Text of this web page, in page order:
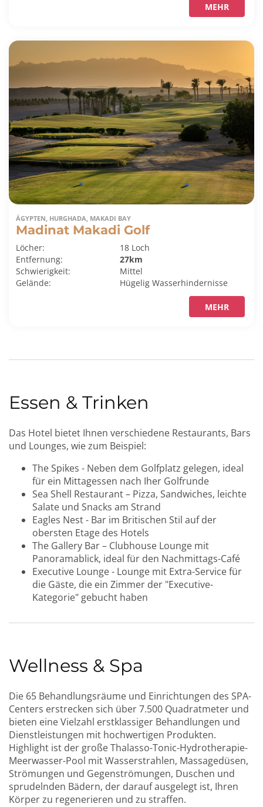
MEHR
ÄGYPTEN, HURGHADA, MAKADI BAY
Madinat Makadi Golf
Löcher:
18 Loch
Entfernung:
27km
Schwierigkeit:
Mittel
Gelände:
HügeligWasserhindernisse
MEHR
Essen & Trinken
Das Hotel bietet Ihnen verschiedene Restaurants, Bars
und Lounges, wie zum Beispiel:
The Spikes - Neben dem Golfplatz gelegen, ideal
für ein Mittagessen nach Iher Golfrunde
Sea Shell Restaurant – Pizza, Sandwiches, leichte
Salate und Snacks am Strand
Eagles Nest - Bar im Britischen Stil auf der
obersten Etage des Hotels
The Gallery Bar – Clubhouse Lounge mit
Panoramablick, ideal für den Nachmittags-Café
Executive Lounge - Lounge mit Extra-Service für
die Gäste, die ein Zimmer der "Executive-
Kategorie" gebucht haben
Wellness & Spa
Die 65 Behandlungsräume und Einrichtungen des SPA-
Centers erstrecken sich über 7.500 Quadratmeter und
bieten eine Vielzahl erstklassiger Behandlungen und
Dienstleistungen mit hochwertigen Produkten.
Highlight ist der große Thalasso-Tonic-Hydrotherapie-
Meerwasser-Pool mit Wasserstrahlen, Massagedüsen,
Strömungen und Gegenströmungen, Duschen und
sprudelnden Bädern, der darauf ausgelegt ist, Ihren
Körper zu regenerieren und zu straffen.